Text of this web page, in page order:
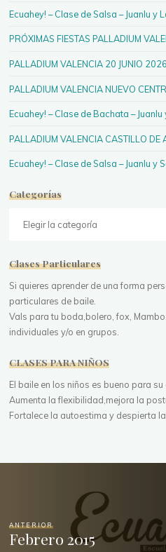
Ecuahey! – Clase de Salsa – Juanlu y
PRÓXIMAS FIESTAS PALLADIUM
PALLADIUM VALENCIA 20 JUNIO 2026
PALLADIUM VALENCIA NUEVO
Ecuahey! – Clase de Bachata – Juanlu
PALLADIUM VALENCIA CASTILLO
Ecuahey! – Clase de Salsa – Juanlu y
Categorías
Clases Particulares
Si quieres aprender de una forma
particulares de baile.
Vals para tu boda,bolero, fox,
individuales y/o en grupos.
CLASES PARA NIÑOS
El baile en los niños es bueno para
Aumenta la flexibilidad,mejora la
Fortalece la autoestima y despierta
ANTERIOR
Febrero 2015